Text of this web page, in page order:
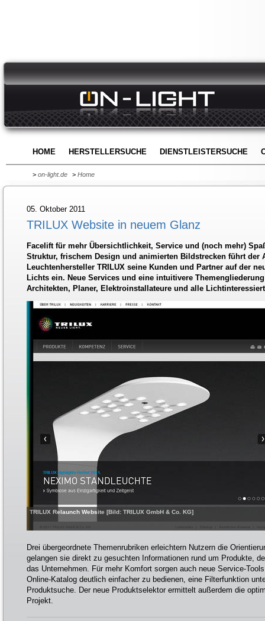
HOME HERSTELLERSUCHE DIENSTLEISTERSUCHE
> on-light.de > Home
05. Oktober 2011
TRILUX Website in neuem Glanz
Facelift für mehr Übersichtlichkeit, Service und (noch mehr)
Struktur, frischem Design und animierten Bildstrecken führt der
Leuchtenhersteller TRILUX seine Kunden und Partner auf der
Lichts ein. Neue Services und eine intuitivere
Architekten, Planer, Elektroinstallateure und alle
TRILUX Relaunch Website [Bild: TRILUX GmbH & Co. KG]
Drei übergeordnete Themenrubriken erleichtern Nutzern die
gelangen sie direkt zu gesuchten Informationen rund um Produkte,
das Unternehmen. Für mehr Komfort sorgen auch neue Service-
Online-Katalog deutlich einfacher zu bedienen, eine Filterfunktion
Produktsuche. Der neue Produktselektor ermittelt außerdem die
Projekt.